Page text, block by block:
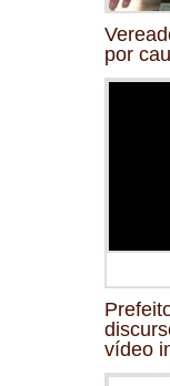
por
vídeo